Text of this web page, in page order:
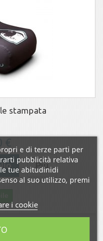
stampata
Più
e di terze parti per
pubblicità relativa
tue abitudinidi
al suo utilizzo, premi
i cookie